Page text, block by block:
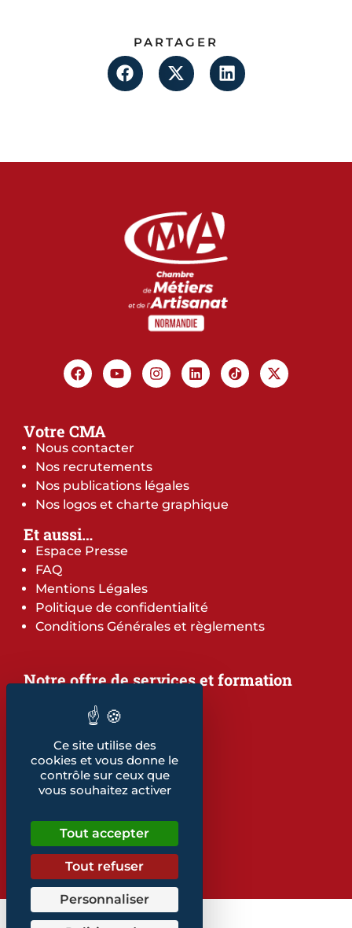
PARTAGER
Votre CMA
Nous contacter
Nos recrutements
Nos publications légales
Nos logos et charte graphique
Et aussi…
Espace Presse
FAQ
Mentions Légales
Politique de confidentialité
Conditions Générales et règlements
Notre offre de services et formation
Notre offre de formation
Les indicateurs
Nos publications
Retrouvez également...
Notre glossaire
Ce site utilise des
cookies et vous donne le
contrôle sur ceux que
vous souhaitez activer
Tout accepter
Tout refuser
Personnaliser